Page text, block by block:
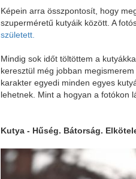
Képein arra összpontosít, hogy
szuperméretű kutyáik között. A
született.
Mindig sok időt töltöttem a
keresztül még jobban
karakter egyedi minden egyes
lehetnek. Mint a hogyan a fotókon
Kutya - Hűség. Bátorság.